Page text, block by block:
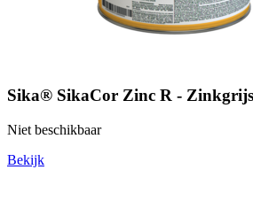
Sika® SikaCor Zinc R -
Niet beschikbaar
Bekijk